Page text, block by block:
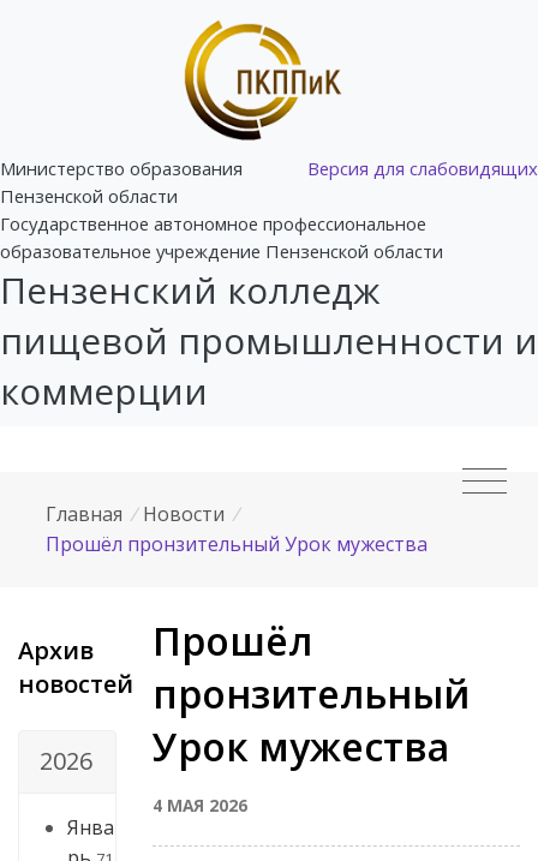
Версия для слабовидящих
Министерство образования
Пензенской области
Государственное автономное профессиональное
образовательное учреждение Пензенской области
Пензенский колледж
пищевой промышленности и
коммерции
Главная / Новости /
Прошёл пронзительный Урок мужества
Архив
новостей
2026
Янва
Прошёл
пронзительный
Урок мужества
4 МАЯ 2026